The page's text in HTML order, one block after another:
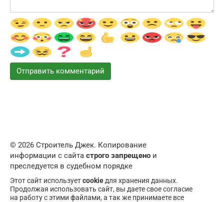
© 2026 Строитель Джек. Копирование
информации с сайта строго запрещено и
преследуется в судебном порядке
Этот сайт используетcookie для хранения данных.
Продолжая использовать сайт, вы даете свое согласие
на работу с этими файлами, а так же принимаете все